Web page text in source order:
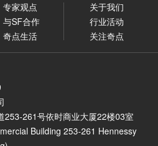
专家观点
与SF合作
奇点生活
关于我们
行业活动
关注奇点
253-261号依时商业大厦22楼03室
Building 253-261 Hennessy